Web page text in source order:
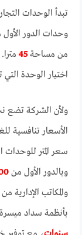
تبدأ الوحدات
وحدات الدور
من مساحة45
اختيار الوحدة التي
ولأن الشركة تضع
الأسعار تنافسية
سعر المتر للوحدات
وبالدور الأول من
والمكاتب الإدارية
بأنظمة سداد